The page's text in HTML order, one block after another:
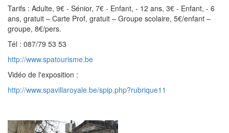
Tarifs : Adulte, 9€ - Sénior, 7€ - Enfant, - 12 ans, 3€ - Enfant, - 6
ans, gratuit – Carte Prof, gratuit – Groupe scolaire, 5€/enfant –
groupe, 8€/pers.
Tél : 087/79 53 53
http://www.spatourisme.be
Vidéo de l'exposition :
http://www.spavillaroyale.be/spip.php?rubrique11